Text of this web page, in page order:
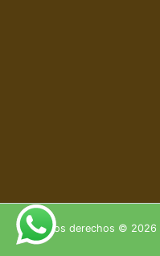
Todos los derechos © 2026